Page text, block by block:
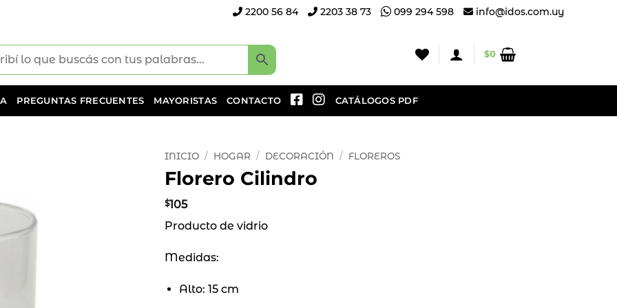
2200 56 84 2203 38 73 099 294 598 info@idos.com.uy
$0
PREGUNTAS FRECUENTES MAYORISTAS CONTACTO CATÁLOGOS PDF
INICIO / HOGAR / DECORACIÓN / FLOREROS
Florero Cilindro
$105
Producto de vidrio
Medidas:
Alto: 15 cm